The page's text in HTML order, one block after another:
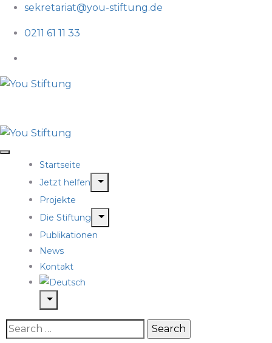
sekretariat@you-stiftung.de
0211 61 11 33
Startseite
Jetzt helfen
Projekte
Die Stiftung
Publikationen
News
Kontakt